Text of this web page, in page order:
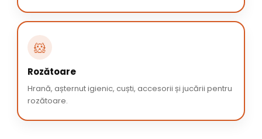
🐹
Rozătoare
Hrană, așternut igienic, cuști, accesorii și jucării pentru
rozătoare.